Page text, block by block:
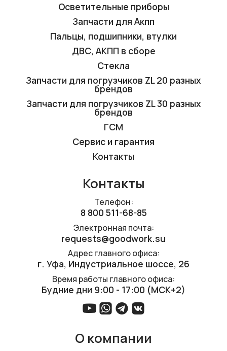
Контакты
Телефон:
8 800 511-68-85
Электронная почта:
requests@goodwork.su
Адрес главного офиса:
г. Уфа, ​Индустриальное шоссе, 26
Время работы главного офиса:
Будние дни 9:00 - 17:00 (МСК+2)
Осветительные приборы
Запчасти для Акпп
Пальцы, подшипники, втулки
ДВС, АКПП в сборе
Стекла
Запчасти для погрузчиков ZL 20 разных
брендов
Запчасти для погрузчиков ZL 30 разных
брендов
ГСМ
Сервис и гарантия
Контакты
О компании